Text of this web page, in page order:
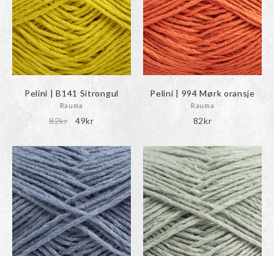
Pelini | B141 Sitrongul
Rauma
82kr
Det
priset
var:
82kr.
49krDet
priset
är:
49kr.
Pelini | 994 Mørk oransje
Rauma
82kr